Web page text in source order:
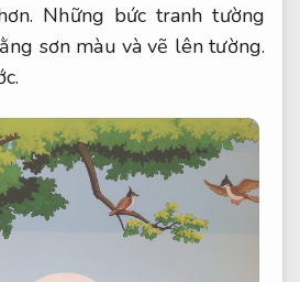
Những bức tranh tường
sơn màu và vẽ lên tường.